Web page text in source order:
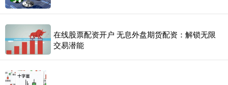
在线股票配资开户 无息外盘期货配资：解锁无限
交易潜能